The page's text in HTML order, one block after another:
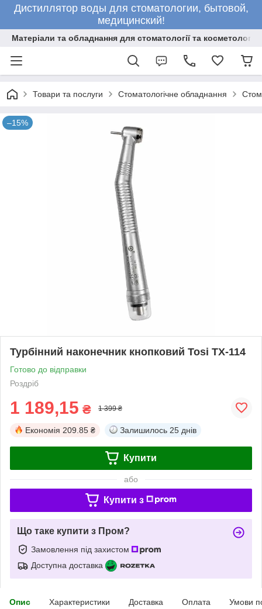
Дистиллятор воды для стоматологии, бытовой,
медицинский!
Матеріали та обладнання для стоматології та косметології
Товари та послуги Стоматологічне обладнання
–15%
Турбінний наконечник кнопковий Tosi TX-114
Готово до відправки
Роздріб
1 189,15 ₴ 1 399 ₴
Економія 209.85 ₴ Залишилось 25 днів
Купити
або
Купити з
Що таке купити з Пром?
Замовлення під захистом
Доступна доставка
Опис Характеристики Доставка Оплата Умови